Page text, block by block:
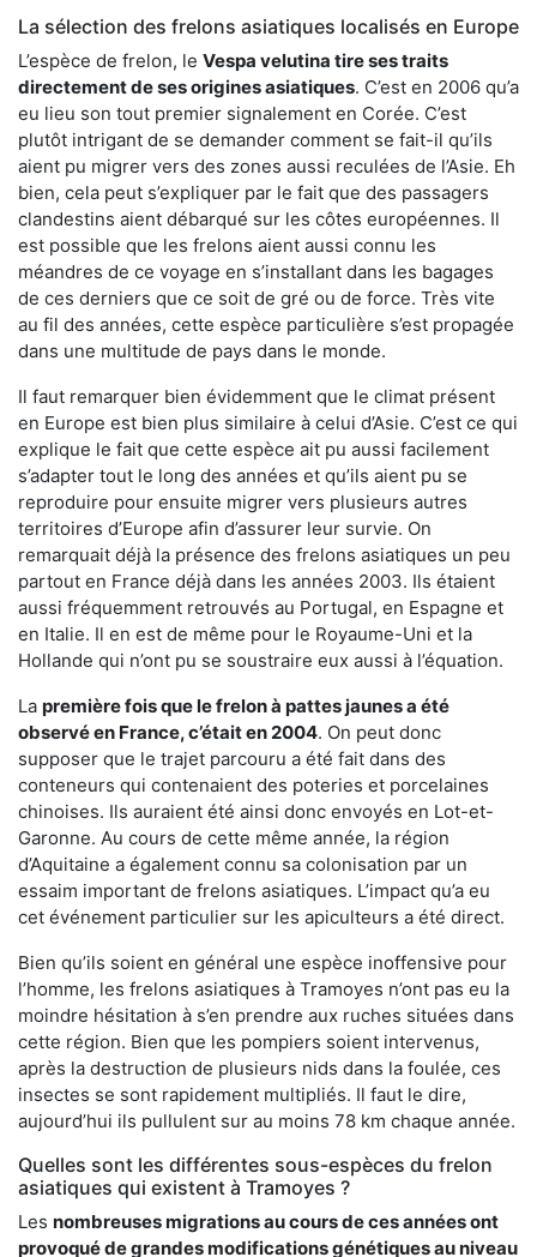
La sélection des frelons asiatiques localisés en Europe
L’espèce de frelon, le Vespa velutina tire ses traits
directement de ses origines asiatiques. C’est en 2006 qu’a
eu lieu son tout premier signalement en Corée. C’est
plutôt intrigant de se demander comment se fait-il qu’ils
aient pu migrer vers des zones aussi reculées de l’Asie. Eh
bien, cela peut s’expliquer par le fait que des passagers
clandestins aient débarqué sur les côtes européennes. Il
est possible que les frelons aient aussi connu les
méandres de ce voyage en s’installant dans les bagages
de ces derniers que ce soit de gré ou de force. Très vite
au fil des années, cette espèce particulière s’est propagée
dans une multitude de pays dans le monde.
Il faut remarquer bien évidemment que le climat présent
en Europe est bien plus similaire à celui d’Asie. C’est ce qui
explique le fait que cette espèce ait pu aussi facilement
s’adapter tout le long des années et qu’ils aient pu se
reproduire pour ensuite migrer vers plusieurs autres
territoires d’Europe afin d’assurer leur survie. On
remarquait déjà la présence des frelons asiatiques un peu
partout en France déjà dans les années 2003. Ils étaient
aussi fréquemment retrouvés au Portugal, en Espagne et
en Italie. Il en est de même pour le Royaume-Uni et la
Hollande qui n’ont pu se soustraire eux aussi à l’équation.
La première fois que le frelon à pattes jaunes a été
observé en France, c’était en 2004. On peut donc
supposer que le trajet parcouru a été fait dans des
conteneurs qui contenaient des poteries et porcelaines
chinoises. Ils auraient été ainsi donc envoyés en Lot-et-
Garonne. Au cours de cette même année, la région
d’Aquitaine a également connu sa colonisation par un
essaim important de frelons asiatiques. L’impact qu’a eu
cet événement particulier sur les apiculteurs a été direct.
Bien qu’ils soient en général une espèce inoffensive pour
l’homme, les frelons asiatiques à Tramoyes n’ont pas eu la
moindre hésitation à s’en prendre aux ruches situées dans
cette région. Bien que les pompiers soient intervenus,
après la destruction de plusieurs nids dans la foulée, ces
insectes se sont rapidement multipliés. Il faut le dire,
aujourd’hui ils pullulent sur au moins 78 km chaque année.
Quelles sont les différentes sous-espèces du frelon
asiatiques qui existent à Tramoyes ?
Les nombreuses migrations au cours de ces années ont
provoqué de grandes modifications génétiques au niveau